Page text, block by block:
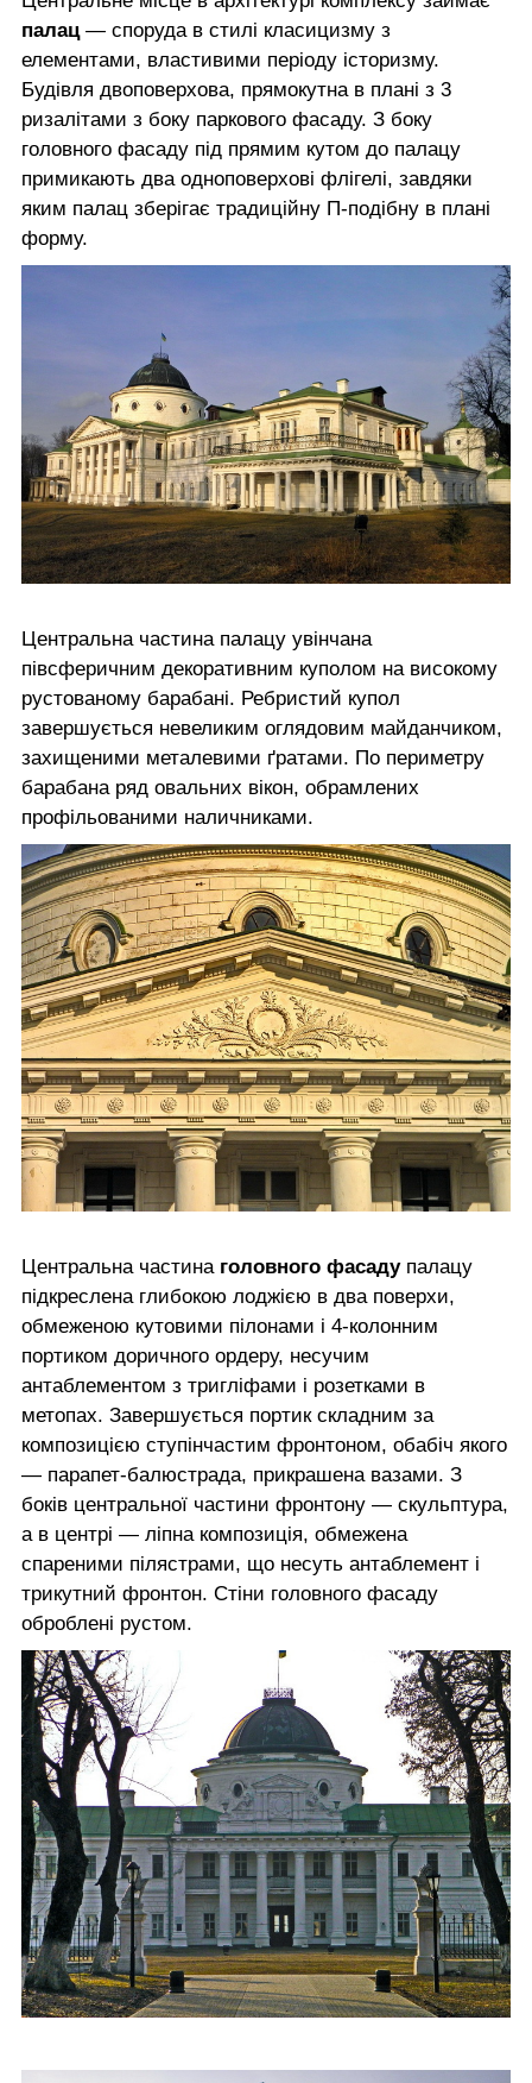
палац — споруда в стилі класицизму з
елементами, властивими періоду історизму.
Будівля двоповерхова, прямокутна в плані з 3
ризалітами з боку паркового фасаду. З боку
головного фасаду під прямим кутом до палацу
примикають два одноповерхові флігелі, завдяки
яким палац зберігає традиційну П-подібну в плані
форму.
Центральна частина палацу увінчана
півсферичним декоративним куполом на високому
рустованому барабані. Ребристий купол
завершується невеликим оглядовим майданчиком,
захищеними металевими ґратами. По периметру
барабана ряд овальних вікон, обрамлених
профільованими наличниками.
Центральна частина головного фасаду палацу
підкреслена глибокою лоджією в два поверхи,
обмеженою кутовими пілонами і 4-колонним
портиком доричного ордеру, несучим
антаблементом з тригліфами і розетками в
метопах. Завершується портик складним за
композицією ступінчастим фронтоном, обабіч якого
— парапет-балюстрада, прикрашена вазами. З
боків центральної частини фронтону — скульптура,
а в центрі — ліпна композиція, обмежена
спареними пілястрами, що несуть антаблемент і
трикутний фронтон. Стіни головного фасаду
оброблені рустом.